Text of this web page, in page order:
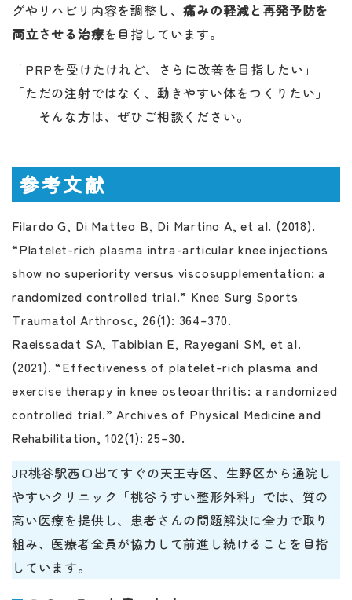
グやリハビリ内容を調整し、痛みの軽減と再発予防を
両立させる治療を目指しています。
「PRPを受けたけれど、さらに改善を目指したい」
「ただの注射ではなく、動きやすい体をつくりたい」
――そんな方は、ぜひご相談ください。
参考文献
Filardo G, Di Matteo B, Di Martino A, et al. (2018).
“Platelet-rich plasma intra-articular knee injections
show no superiority versus viscosupplementation: a
randomized controlled trial.” Knee Surg Sports
Traumatol Arthrosc, 26(1): 364–370.
Raeissadat SA, Tabibian E, Rayegani SM, et al.
(2021). “Effectiveness of platelet-rich plasma and
exercise therapy in knee osteoarthritis: a randomized
controlled trial.”Archives of Physical Medicine and
Rehabilitation, 102(1): 25–30.
JR桃谷駅西口出てすぐの天王寺区、生野区から通院し
やすいクリニック「桃谷うすい整形外科」では、質の
高い医療を提供し、患者さんの問題解決に全力で取り
組み、医療者全員が協力して前進し続けることを目指
しています。